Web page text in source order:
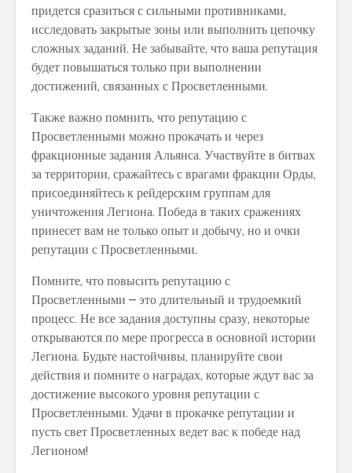
придется сразиться с сильными противниками,
исследовать закрытые зоны или выполнить цепочку
сложных заданий. Не забывайте, что ваша репутация
будет повышаться только при выполнении
достижений, связанных с Просветленными.
Также важно помнить, что репутацию с
Просветленными можно прокачать и через
фракционные задания Альянса. Участвуйте в битвах
за территории, сражайтесь с врагами фракции Орды,
присоединяйтесь к рейдерским группам для
уничтожения Легиона. Победа в таких сражениях
принесет вам не только опыт и добычу, но и очки
репутации с Просветленными.
Помните, что повысить репутацию с
Просветленными – это длительный и трудоемкий
процесс. Не все задания доступны сразу, некоторые
открываются по мере прогресса в основной истории
Легиона. Будьте настойчивы, планируйте свои
действия и помните о наградах, которые ждут вас за
достижение высокого уровня репутации с
Просветленными. Удачи в прокачке репутации и
пусть свет Просветленных ведет вас к победе над
Легионом!